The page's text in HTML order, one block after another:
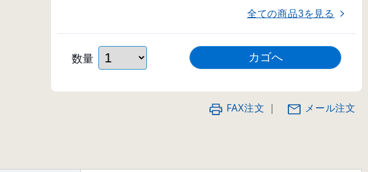
全ての商品3を見る
数量
FAX注文 ｜ メール注文